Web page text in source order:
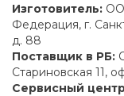
Изготовитель:
Федерация, г.
д. 88
Поставщик в РБ:
Стариновская 11,
Сервисный